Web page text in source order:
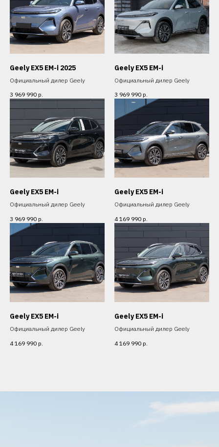
Geely EX5 EM-i 2025
Официальный дилер Geely
3 969 990 р.
Geely EX5 EM-i
Официальный дилер Geely
3 969 990 р.
Geely EX5 EM-i
Официальный дилер Geely
3 969 990 р.
Geely EX5 EM-i
Официальный дилер Geely
4 169 990 р.
Geely EX5 EM-i
Официальный дилер Geely
4 169 990 р.
Geely EX5 EM-i
Официальный дилер Geely
4 169 990 р.